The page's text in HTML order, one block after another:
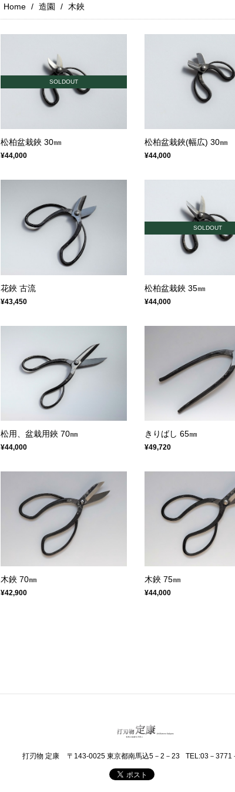
Home 造園 木鋏
SOLDOUT
松柏盆栽鋏 30㎜
¥44,000
松柏盆栽鋏(幅広) 30㎜
¥44,000
花鋏 古流
¥43,450
SOLDOUT
松柏盆栽鋏 35㎜
¥44,000
松用、盆栽用鋏 70㎜
¥44,000
きりばし 65㎜
¥49,720
木鋏 70㎜
¥42,900
木鋏 75㎜
¥44,000
打刃物 定康 〒143-0025 東京都南馬込5－2－23 TEL:03－3771